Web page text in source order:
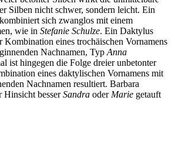
Silben nicht schwer, sondern leicht. Ein
sich zwanglos mit einem
wie in Stefanie Schulze. Ein Daktylus
Kombination eines trochäischen Vornamens
Nachnamen, Typ Anna
ist hingegen die Folge dreier unbetonter
eines daktylischen Vornamens mit
Nachnamen resultiert. Barbara
Hinsicht besserSandra oder Marie getauft